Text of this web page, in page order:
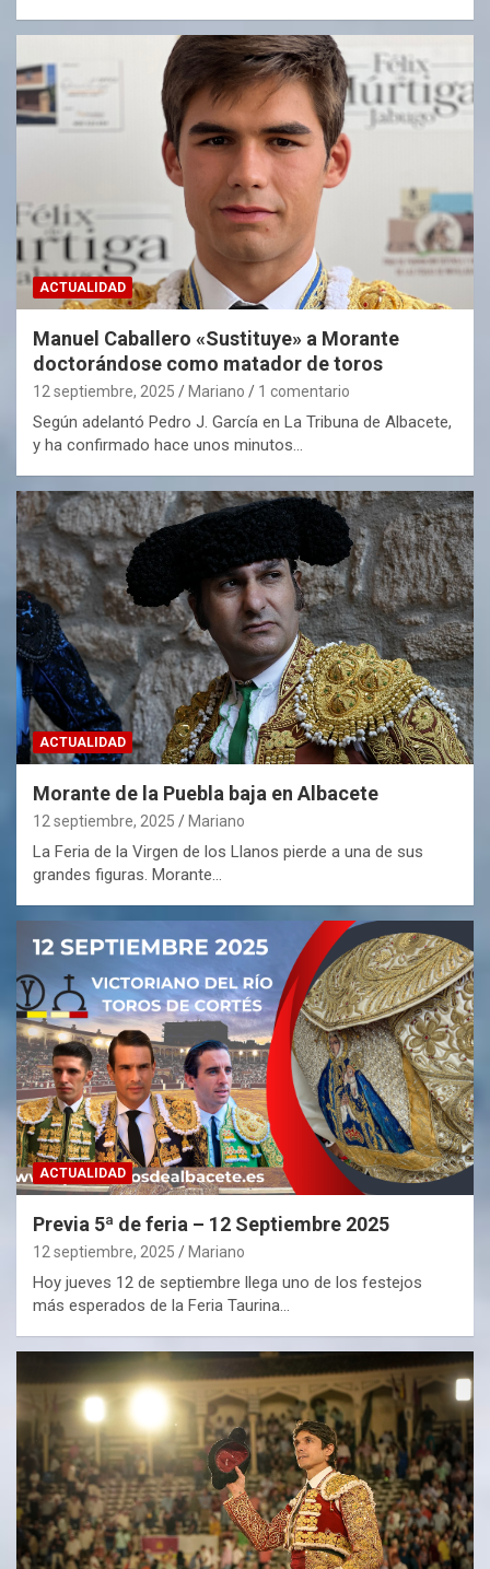
ACTUALIDAD
Manuel Caballero «Sustituye» a Morante
doctorándose como matador de toros
12 septiembre, 2025 Mariano 1 comentario
Según adelantó Pedro J. García en La Tribuna de Albacete,
y ha confirmado hace unos minutos…
ACTUALIDAD
Morante de la Puebla baja en Albacete
12 septiembre, 2025 Mariano
La Feria de la Virgen de los Llanos pierde a una de sus
grandes figuras. Morante…
ACTUALIDAD
Previa 5ª de feria – 12 Septiembre 2025
12 septiembre, 2025 Mariano
Hoy jueves 12 de septiembre llega uno de los festejos
más esperados de la Feria Taurina…